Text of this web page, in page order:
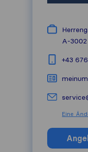
A-3002
+43
Eine